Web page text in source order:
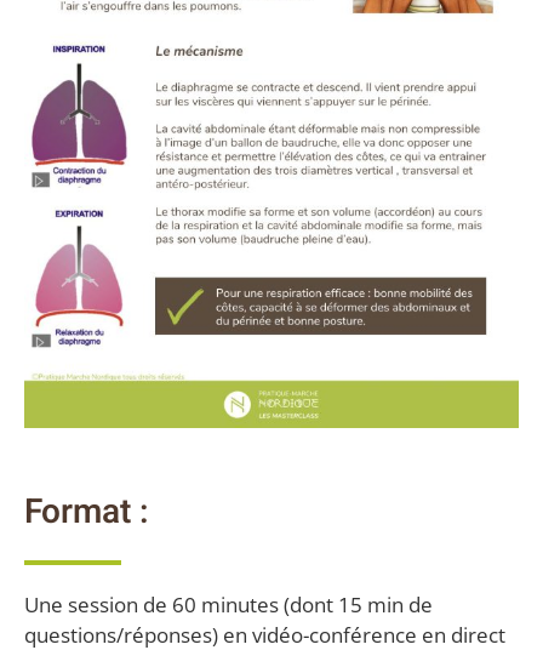
Format :
Une session de 60 minutes (dont 15 min de
questions/réponses) en vidéo-conférence en direct